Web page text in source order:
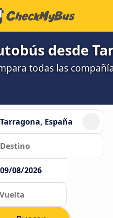
desde
todas las